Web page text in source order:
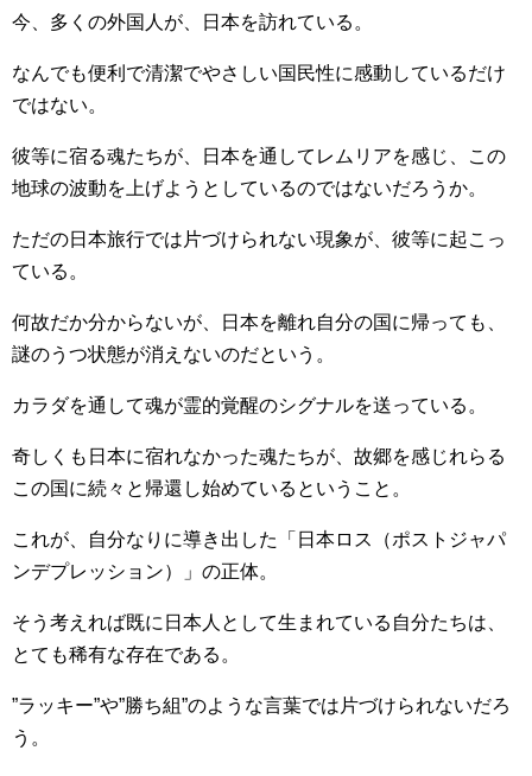
今、多くの外国人が、日本を訪れている。
なんでも便利で清潔でやさしい国民性に感動しているだけ
ではない。
彼等に宿る魂たちが、日本を通してレムリアを感じ、この
地球の波動を上げようとしているのではないだろうか。
ただの日本旅行では片づけられない現象が、彼等に起こっ
ている。
何故だか分からないが、日本を離れ自分の国に帰っても、
謎のうつ状態が消えないのだという。
カラダを通して魂が霊的覚醒のシグナルを送っている。
奇しくも日本に宿れなかった魂たちが、故郷を感じれらる
この国に続々と帰還し始めているということ。
これが、自分なりに導き出した「日本ロス（ポストジャパ
ンデプレッション）」の正体。
そう考えれば既に日本人として生まれている自分たちは、
とても稀有な存在である。
”ラッキー”や”勝ち組”のような言葉では片づけられないだろ
う。